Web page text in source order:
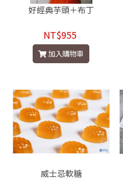
好經典芋頭＋布丁
NT$955
加入購物車
威士忌軟糖